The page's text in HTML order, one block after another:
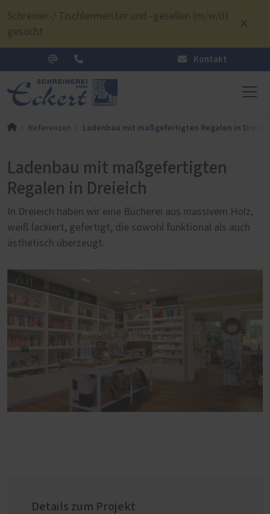
Schreiner-/ Tischlermeister und -gesellen (m/w/d)
gesucht
Kontakt
Referenzen Ladenbau mit maßgefertigten Regalen in
Ladenbau mit maßgefertigten
Regalen in Dreieich
In Dreieich haben wir eine Bücherei aus massivem Holz,
weiß lackiert, gefertigt, die sowohl funktional als auch
ästhetisch überzeugt.
Details zum Projekt